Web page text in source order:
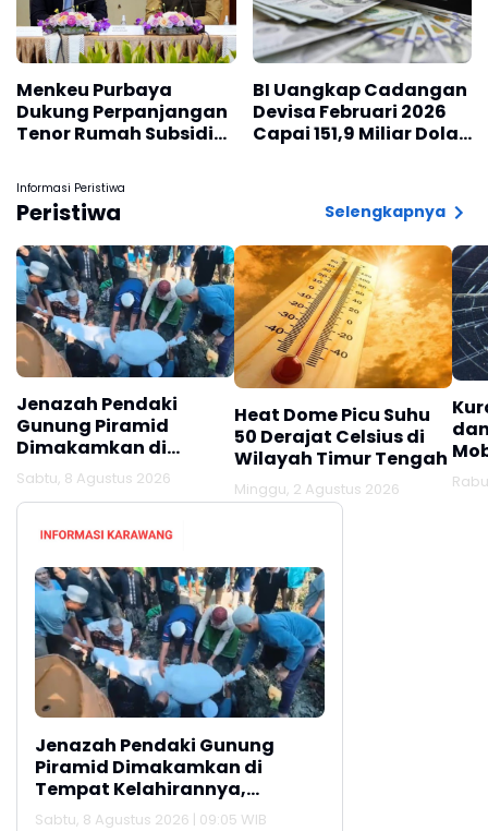
Menkeu Purbaya
Dukung Perpanjangan
Tenor Rumah Subsidi
BI Uangkap Cadangan
Devisa Februari 2026
Capai 151,9 Miliar Dolar
Informasi Peristiwa
Peristiwa Selengkapnya
Jenazah Pendaki
Gunung Piramid
Dimakamkan di
Tempat Kelahirannya,
Lamongan
Sabtu, 8 Agustus 2026
Heat Dome Picu Suhu
50 Derajat Celsius di
Wilayah Timur Tengah
Minggu, 2 Agustus 2026
Jenazah Pendaki Gunung
Piramid Dimakamkan di
Tempat Kelahirannya,
Lamongan
Sabtu, 8 Agustus 2026 | 09:05 WIB